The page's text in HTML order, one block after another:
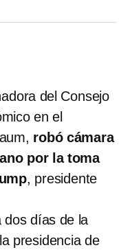
del Consejo
en el
robó cámara
por la toma
, presidente
dos días de la
presidencia de